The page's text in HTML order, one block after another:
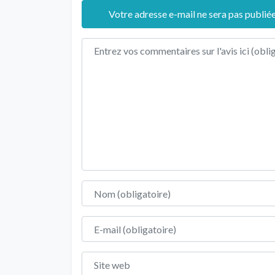
Votre adresse e-mail ne sera pas
Texte de l'avis
Nom
E-mail
Site web